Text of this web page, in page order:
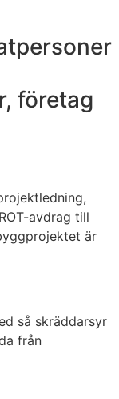
företag
avdrag till
är
så skräddarsyr
från